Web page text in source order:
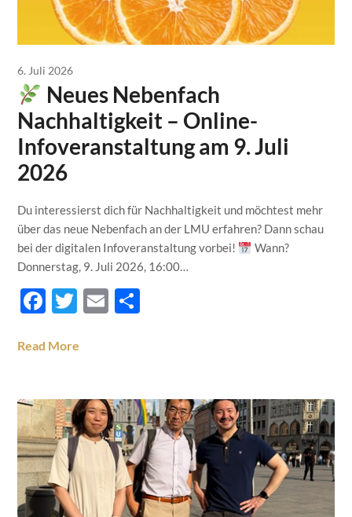
6. Juli 2026
Neues Nebenfach
Nachhaltigkeit – Online-
Infoveranstaltung am 9. Juli
2026
Du interessierst dich für Nachhaltigkeit und möchtest mehr
über das neue Nebenfach an der LMU erfahren? Dann schau
bei der digitalen Infoveranstaltung vorbei!
Wann?
Donnerstag, 9. Juli 2026, 16:00…
Facebook
Twitter
Email
Read More